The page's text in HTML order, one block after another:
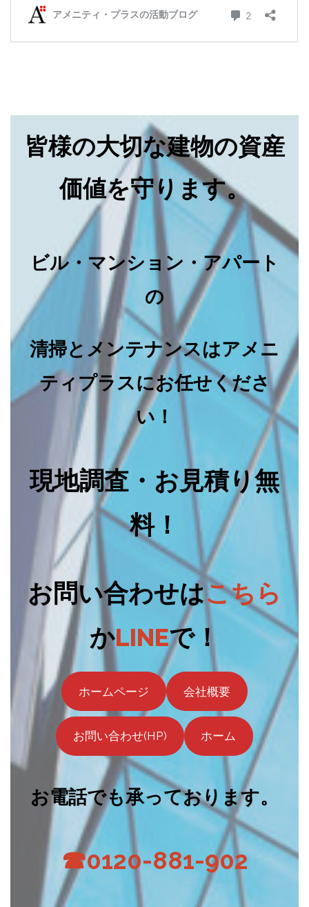
皆様の大切な建物の資産
価値を守ります。
ビル・マンション・アパート
の
清掃とメンテナンスはアメニ
ティプラスにお任せくださ
い！
現地調査・お見積り無
料！
お問い合わせはこちら
かLINEで！
ホームページ 会社概要
お問い合わせ(HP) ホーム
お電話でも承っております。
☎0120-881-902